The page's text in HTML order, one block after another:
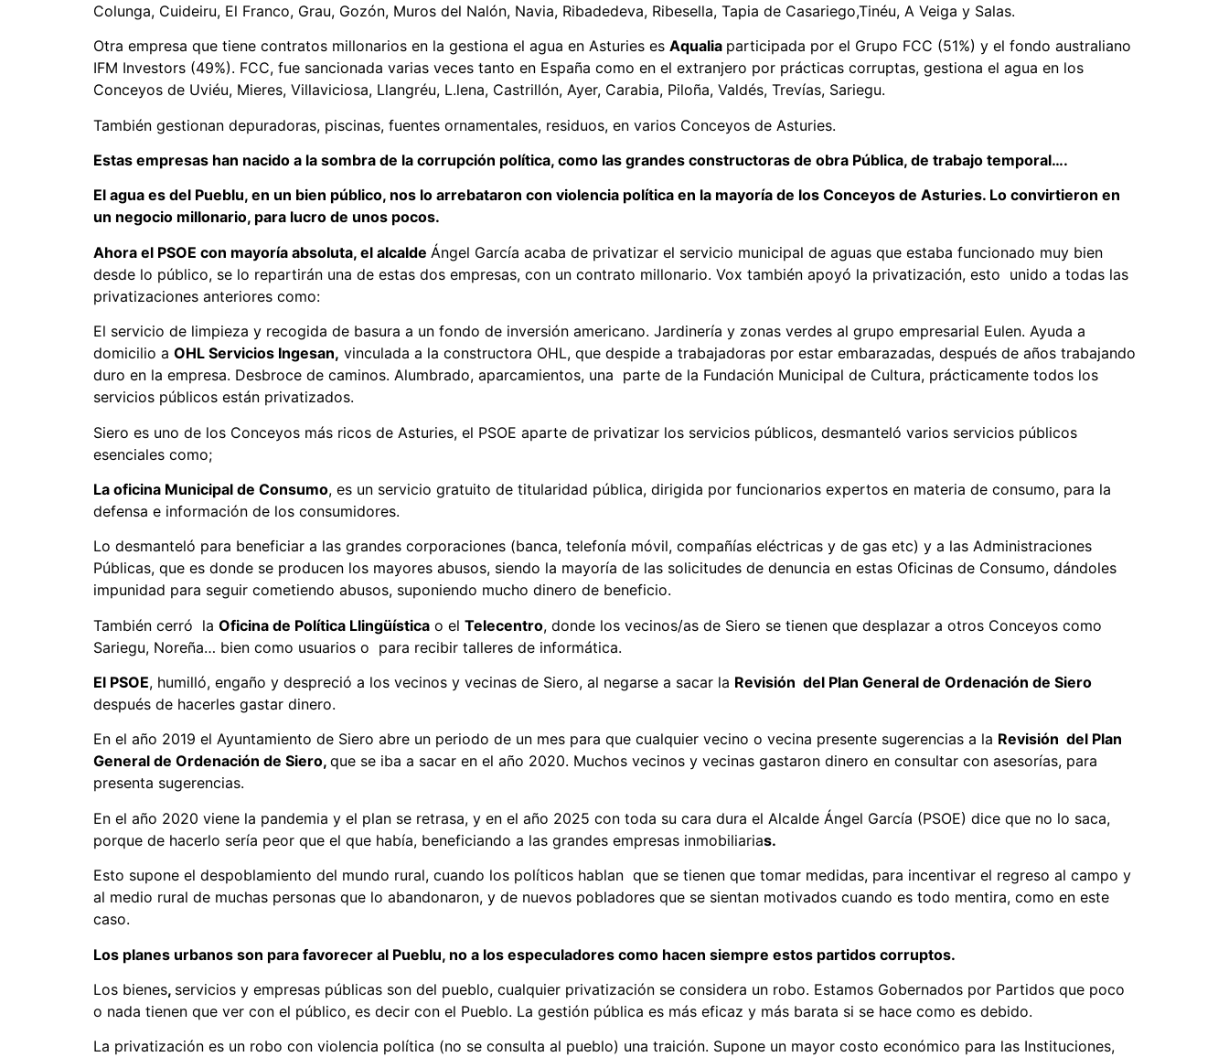
Colunga, Cuideiru, El Franco, Grau, Gozón, Muros del Nalón, Navia, Ribadedeva, Ribesella, Tapia de Casariego,Tinéu, A Veiga y Salas.
Otra empresa que tiene contratos millonarios en la gestiona el agua en Asturies es Aqualia participada por el Grupo FCC (51%) y el fondo australiano
IFM Investors (49%). FCC, fue sancionada varias veces tanto en España como en el extranjero por prácticas corruptas, gestiona el agua en los
Conceyos de Uviéu, Mieres, Villaviciosa, Llangréu, L.lena, Castrillón, Ayer, Carabia, Piloña, Valdés, Trevías, Sariegu.
También gestionan depuradoras, piscinas, fuentes ornamentales, residuos, en varios Conceyos de Asturies.
Estas empresas han nacido a la sombra de la corrupción política, como las grandes constructoras de obra Pública, de trabajo temporal….
El agua es del Pueblu, en un bien público, nos lo arrebataron con violencia política en la mayoría de los Conceyos de Asturies. Lo convirtieron en
un negocio millonario, para lucro de unos pocos.
Ahora el PSOE con mayoría absoluta, el alcalde Ángel García acaba de privatizar el servicio municipal de aguas que estaba funcionado muy bien
desde lo público, se lo repartirán una de estas dos empresas, con un contrato millonario. Vox también apoyó la privatización, esto unido a todas las
privatizaciones anteriores como:
El servicio de limpieza y recogida de basura a un fondo de inversión americano. Jardinería y zonas verdes al grupo empresarial Eulen. Ayuda a
domicilio a OHL Servicios Ingesan, vinculada a la constructora OHL, que despide a trabajadoras por estar embarazadas, después de años trabajando
duro en la empresa. Desbroce de caminos. Alumbrado, aparcamientos, una parte de la Fundación Municipal de Cultura, prácticamente todos los
servicios públicos están privatizados.
Siero es uno de los Conceyos más ricos de Asturies, el PSOE aparte de privatizar los servicios públicos, desmanteló varios servicios públicos
esenciales como;
La oficina Municipal de Consumo, es un servicio gratuito de titularidad pública, dirigida por funcionarios expertos en materia de consumo, para la
defensa e información de los consumidores.
Lo desmanteló para beneficiar a las grandes corporaciones (banca, telefonía móvil, compañías eléctricas y de gas etc) y a las Administraciones
Públicas, que es donde se producen los mayores abusos, siendo la mayoría de las solicitudes de denuncia en estas Oficinas de Consumo, dándoles
impunidad para seguir cometiendo abusos, suponiendo mucho dinero de beneficio.
También cerró la Oficina de Política Llingüística o el Telecentro, donde los vecinos/as de Siero se tienen que desplazar a otros Conceyos como
Sariegu, Noreña… bien como usuarios o para recibir talleres de informática.
El PSOE, humilló, engaño y despreció a los vecinos y vecinas de Siero, al negarse a sacar la Revisión del Plan General de Ordenación de Siero
después de hacerles gastar dinero.
En el año 2019 el Ayuntamiento de Siero abre un periodo de un mes para que cualquier vecino o vecina presente sugerencias a la Revisión del Plan
General de Ordenación de Siero, que se iba a sacar en el año 2020. Muchos vecinos y vecinas gastaron dinero en consultar con asesorías, para
presenta sugerencias.
En el año 2020 viene la pandemia y el plan se retrasa, y en el año 2025 con toda su cara dura el Alcalde Ángel García (PSOE) dice que no lo saca,
porque de hacerlo sería peor que el que había, beneficiando a las grandes empresas inmobiliarias.
Esto supone el despoblamiento del mundo rural, cuando los políticos hablan que se tienen que tomar medidas, para incentivar el regreso al campo y
al medio rural de muchas personas que lo abandonaron, y de nuevos pobladores que se sientan motivados cuando es todo mentira, como en este
caso.
Los planes urbanos son para favorecer al Pueblu, no a los especuladores como hacen siempre estos partidos corruptos.
Los bienes, servicios y empresas públicas son del pueblo, cualquier privatización se considera un robo. Estamos Gobernados por Partidos que poco
o nada tienen que ver con el público, es decir con el Pueblo. La gestión pública es más eficaz y más barata si se hace como es debido.
La privatización es un robo con violencia política (no se consulta al pueblo) una traición. Supone un mayor costo económico para las Instituciones,